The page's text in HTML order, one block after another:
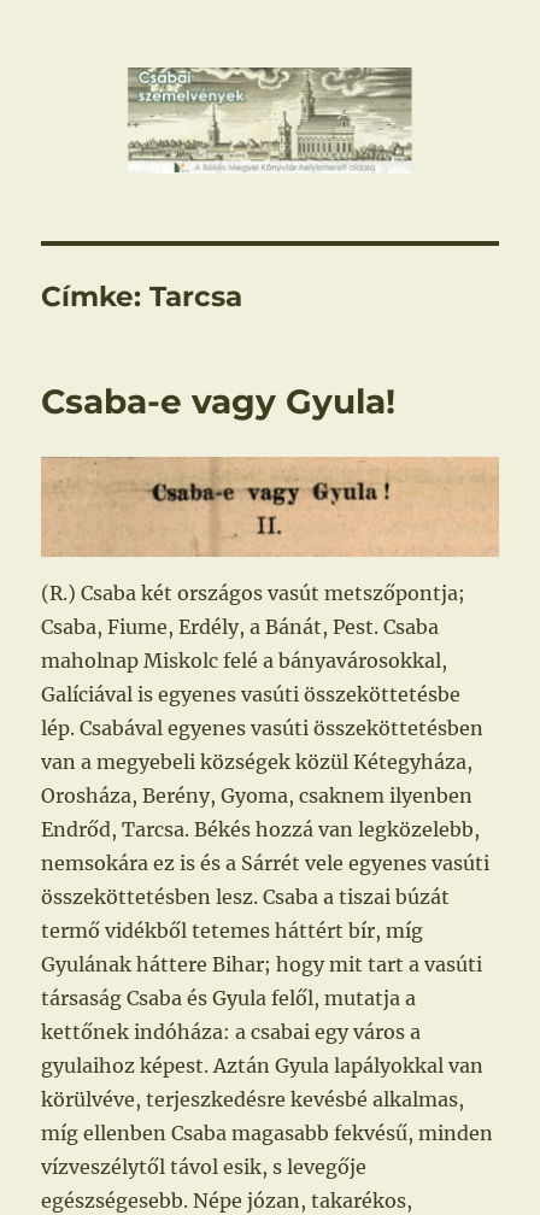
Csabai szemelvények
Címke:Tarcsa
Csaba-e vagy Gyula!
(R.) Csaba két országos vasút metszőpontja;
Csaba, Fiume, Erdély, a Bánát, Pest. Csaba
maholnap Miskolc felé a bányavárosokkal,
Galíciával is egyenes vasúti összeköttetésbe
lép. Csabával egyenes vasúti összeköttetésben
van a megyebeli községek közül Kétegyháza,
Orosháza, Berény, Gyoma, csaknem ilyenben
Endrőd, Tarcsa. Békés hozzá van legközelebb,
nemsokára ez is és a Sárrét vele egyenes vasúti
összeköttetésben lesz. Csaba a tiszai búzát
termő vidékből tetemes háttért bír, míg
Gyulának háttere Bihar; hogy mit tart a vasúti
társaság Csaba és Gyula felől, mutatja a
kettőnek indóháza: a csabai egy város a
gyulaihoz képest. Aztán Gyula lapályokkal van
körülvéve, terjeszkedésre kevésbé alkalmas,
míg ellenben Csaba magasabb fekvésű, minden
vízveszélytől távol esik, s levegője
egészségesebb. Népe józan, takarékos,